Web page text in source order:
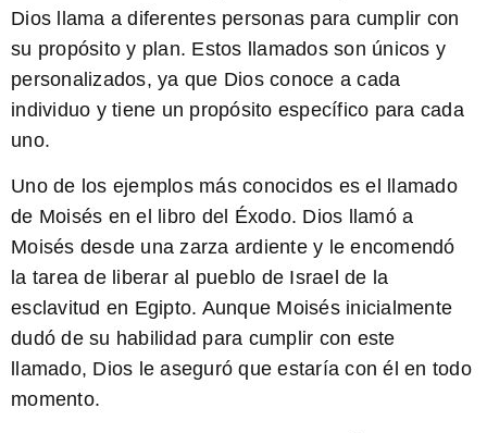
Dios llama a diferentes personas para cumplir con
su propósito y plan. Estos llamados son únicos y
personalizados, ya que Dios conoce a cada
individuo y tiene un propósito específico para cada
uno.
Uno de los ejemplos más conocidos es el llamado
de Moisés en el libro del Éxodo. Dios llamó a
Moisés desde una zarza ardiente y le encomendó
la tarea de liberar al pueblo de Israel de la
esclavitud en Egipto. Aunque Moisés inicialmente
dudó de su habilidad para cumplir con este
llamado, Dios le aseguró que estaría con él en todo
momento.